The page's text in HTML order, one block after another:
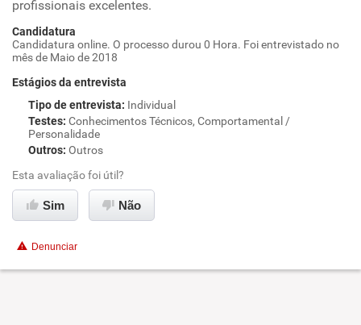
profissionais excelentes.
Candidatura
Candidatura online. O processo durou 0 Hora. Foi entrevistado no
mês de Maio de 2018
Estágios da entrevista
Tipo de entrevista: Individual
Testes: Conhecimentos Técnicos, Comportamental /
Personalidade
Outros: Outros
Esta avaliação foi útil?
Sim Não
Denunciar